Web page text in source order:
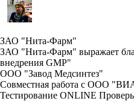
ЗАО "Нита-Фарм"
ЗАО "Нита-Фарм" выражает
внедрения GMP"
ООО "Завод Медсинтез"
Совместная работа с ООО
Тестирование ONLINE